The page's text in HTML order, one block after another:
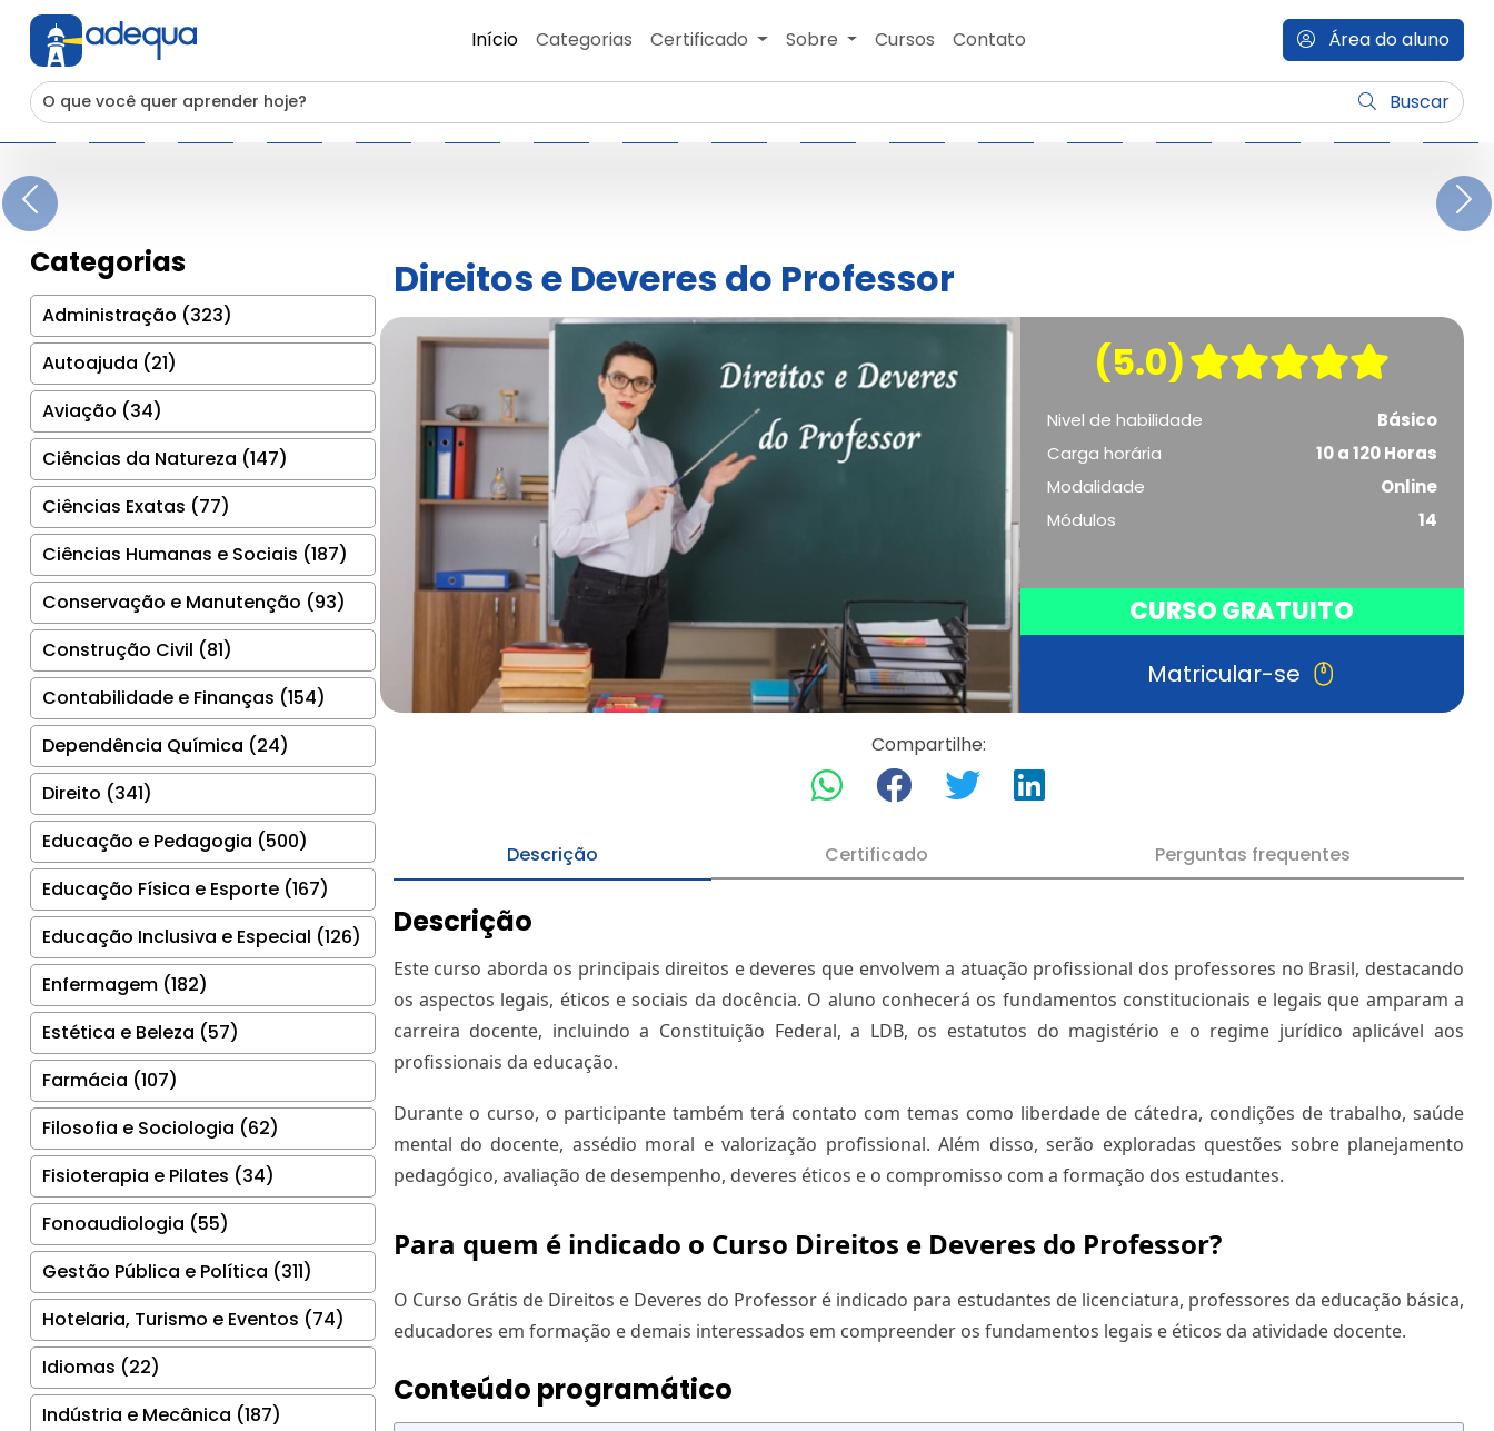
Início Categorias Certificado Sobre Cursos Contato Área do aluno
Buscar
Previous
Categorias
Administração (323)
Autoajuda (21)
Aviação (34)
Ciências da Natureza (147)
Ciências Exatas (77)
Ciências Humanas e Sociais (187)
Conservação e Manutenção (93)
Construção Civil (81)
Contabilidade e Finanças (154)
Dependência Química (24)
Direito (341)
Educação e Pedagogia (500)
Educação Física e Esporte (167)
Educação Inclusiva e Especial (126)
Enfermagem (182)
Estética e Beleza (57)
Farmácia (107)
Filosofia e Sociologia (62)
Fisioterapia e Pilates (34)
Fonoaudiologia (55)
Gestão Pública e Política (311)
Hotelaria, Turismo e Eventos (74)
Idiomas (22)
Indústria e Mecânica (187)
Direitos e Deveres do Professor
(5.0)
Nivel de habilidade
Básico
Carga horária
10 a 120 Horas
Modalidade
Online
Módulos
14
CURSO GRATUITO
Matricular-se
Compartilhe:
Descrição Certificado Perguntas frequentes
Descrição
Este curso aborda os principais direitos e deveres que envolvem a atuação profissional dos professores no Brasil, destacando
os aspectos legais, éticos e sociais da docência. O aluno conhecerá os fundamentos constitucionais e legais que amparam a
carreira docente, incluindo a Constituição Federal, a LDB, os estatutos do magistério e o regime jurídico aplicável aos
profissionais da educação.
Durante o curso, o participante também terá contato com temas como liberdade de cátedra, condições de trabalho, saúde
mental do docente, assédio moral e valorização profissional. Além disso, serão exploradas questões sobre planejamento
pedagógico, avaliação de desempenho, deveres éticos e o compromisso com a formação dos estudantes.
Para quem é indicado o Curso Direitos e Deveres do Professor?
O Curso Grátis de Direitos e Deveres do Professor é indicado para estudantes de licenciatura, professores da educação básica,
educadores em formação e demais interessados em compreender os fundamentos legais e éticos da atividade docente.
Conteúdo programático